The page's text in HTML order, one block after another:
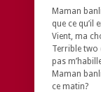
Maman
que ce qu’il
Vient, ma
Terrible two
pas
Maman
ce matin?